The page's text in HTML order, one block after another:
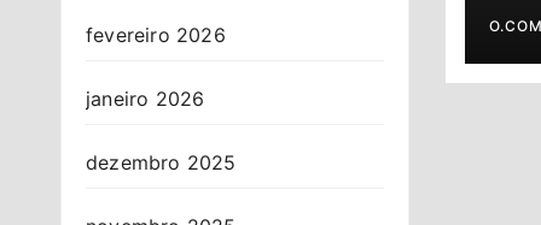
fevereiro 2026
janeiro 2026
dezembro 2025
O.COM